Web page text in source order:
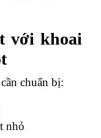
với khoai
chuẩn bị:
nhỏ